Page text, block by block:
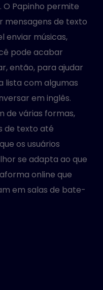
O Papinho permite
mensagens de texto
enviar músicas,
pode acabar
então, para ajudar
lista com algumas
em inglês.
de várias formas,
de texto até
os usuários
se adapta ao que
online que
em salas de bate-